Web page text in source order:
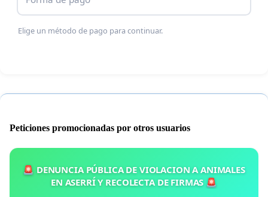
·Ausencia de Actividades Inclusivas: La falta de
organización de eventos o actividades que
Entendemos que estas festividades son un
embargo, creemos firmemente que el disfrute de
unos pocos no puede prevalecer sobre el bienestar
Elige un método de pago para continuar.
Peticiones promocionadas por otros usuarios
🚨 DENUNCIA PÚBLICA DE VIOLACION A ANIMALES
EN ASERRÍ Y RECOLECTA DE FIRMAS 🚨